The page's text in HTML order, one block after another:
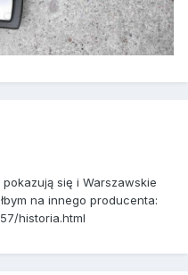
się i Warszawskie
na innego producenta:
historia.html